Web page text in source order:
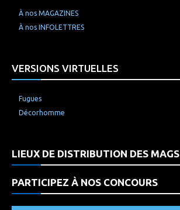
À nos MAGAZINES
À nos INFOLETTRES
VERSIONS VIRTUELLES
Fugues
Décorhomme
LIEUX DE DISTRIBUTION DES MAGS
PARTICIPEZ À NOS CONCOURS